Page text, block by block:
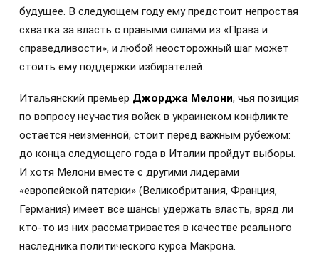
будущее. В следующем году ему предстоит непростая
схватка за власть с правыми силами из «Права и
справедливости», и любой неосторожный шаг может
стоить ему поддержки избирателей.
Итальянский премьер Джорджа Мелони, чья позиция
по вопросу неучастия войск в украинском конфликте
остается неизменной, стоит перед важным рубежом:
до конца следующего года в Италии пройдут выборы.
И хотя Мелони вместе с другими лидерами
«европейской пятерки» (Великобритания, Франция,
Германия) имеет все шансы удержать власть, вряд ли
кто-то из них рассматривается в качестве реального
наследника политического курса Макрона.